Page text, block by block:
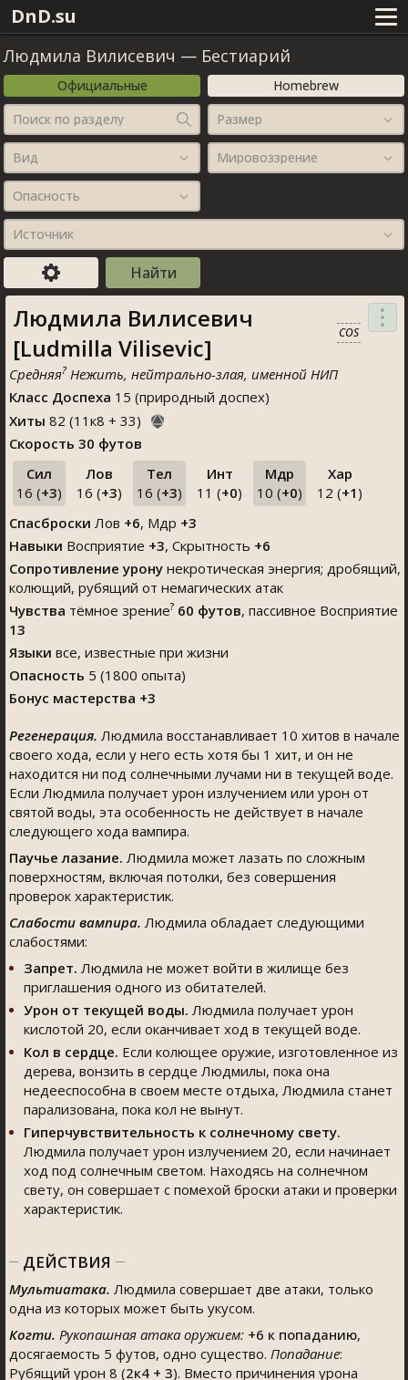
DnD.su
Людмила Вилисевич — Бестиарий
Официальные
Homebrew
Поиск по разделу
Размер
Вид Мировоззрение
Опасность
Источник
Людмила Вилисевич
[Ludmilla Vilisevic]
COS
Средняя?Нежить, нейтрально-злая, именной НИП
Класс Доспеха 15 (природный доспех)
Хиты 82 (11 к8 + 33)
Скорость 30 футов
Сил
16 (+3)
Лов
16 (+3)
Тел
16 (+3)
Инт
11 (+0)
Мдр
10 (+0)
Хар
12 (+1 )
Спасброски Лов +6, Мдр +3
Навыки Восприятие +3, Скрытность +6
Сопротивление урону некротическая энергия; дробящий,
колющий, рубящий от немагических атак
Чувства тёмное зрение? 60 футов, пассивное Восприятие
13
Языки все, известные при жизни
Опасность 5 (1800 опыта)
Бонус мастерства +3
Регенерация. Людмила восстанавливает 10 хитов в начале
своего хода, если у него есть хотя бы 1 хит, и он не
находится ни под солнечными лучами ни в текущей воде.
Если Людмила получает урон излучением или урон от
святой воды, эта особенность не действует в начале
следующего хода вампира.
Паучье лазание. Людмила может лазать по сложным
поверхностям, включая потолки, без совершения
проверок характеристик.
Слабости вампира. Людмила обладает следующими
слабостями:
Запрет. Людмила не может войти в жилище без
приглашения одного из обитателей.
Урон от текущей воды. Людмила получает урон
кислотой 20, если оканчивает ход в текущей воде.
Кол в сердце. Если колющее оружие, изготовленное из
дерева, вонзить в сердце Людмилы, пока она
недееспособна в своем месте отдыха, Людмила станет
парализована, пока кол не вынут.
Гиперчувствительность к солнечному свету.
Людмила получает урон излучением 20, если начинает
ход под солнечным светом. Находясь на солнечном
свету, он совершает с помехой броски атаки и проверки
характеристик.
ДЕЙСТВИЯ
Мультиатака. Людмила совершает две атаки, только
одна из которых может быть укусом.
Когти. Рукопашная атака оружием: +6 к попаданию,
досягаемость 5 футов, одно существо. Попадание:
Рубящий урон 8 (2к4 + 3). Вместо причинения урона